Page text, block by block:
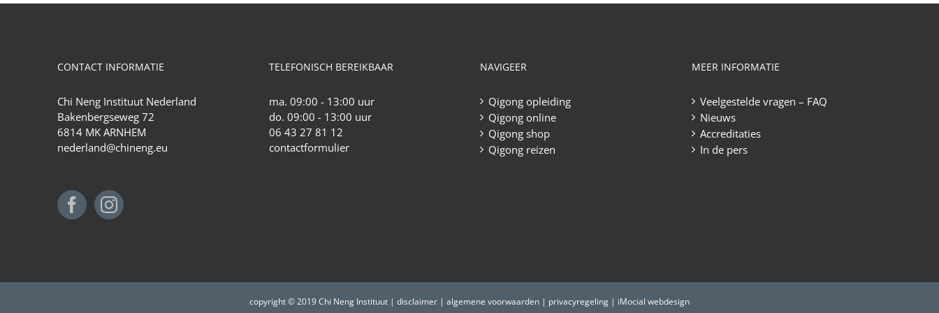
productpagina
CONTACT INFORMATIE
Chi Neng Instituut Nederland
Bakenbergseweg 72
6814 MK ARNHEM
nederland@chineng.eu
TELEFONISCH BEREIKBAAR
ma. 09:00 - 13:00 uur
do. 09:00 - 13:00 uur
06 43 27 81 12
contactformulier
NAVIGEER
Qigong opleiding
Qigong online
Qigong shop
Qigong reizen
MEER INFORMATIE
Veelgestelde vragen – FAQ
Nieuws
Accreditaties
In de pers
copyright © 2019 Chi Neng Instituut | disclaimer | algemene voorwaarden | privacyregeling | iMocial webdesign